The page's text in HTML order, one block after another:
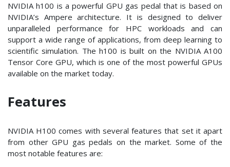
NVIDIA h100 is a powerful GPU gas pedal that is based on
NVIDIA’s Ampere architecture. It is designed to deliver
unparalleled performance for HPC workloads and can
support a wide range of applications, from deep learning to
scientific simulation. The h100 is built on the NVIDIA A100
Tensor Core GPU, which is one of the most powerful GPUs
available on the market today.
Features
NVIDIA H100 comes with several features that set it apart
from other GPU gas pedals on the market. Some of the
most notable features are: